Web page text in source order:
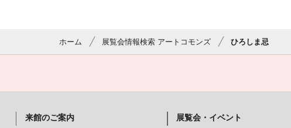
ホーム 展覧会情報検索 アートコモンズ ひろしま忌
来館のご案内 展覧会・イベント